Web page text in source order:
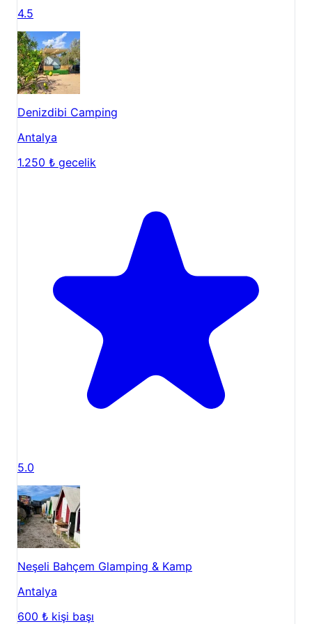
Denizdibi Camping
Antalya
1.250 ₺
Neşeli Bahçem Glamping & Kamp
Antalya
600 ₺kişi başı